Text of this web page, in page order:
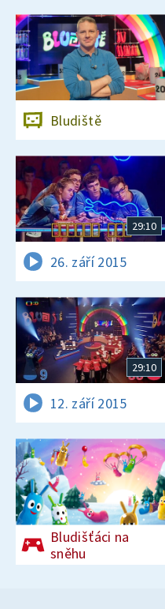
Bludiště
29:10
26. září 2015
29:10
12. září 2015
Bludišťáci na
sněhu